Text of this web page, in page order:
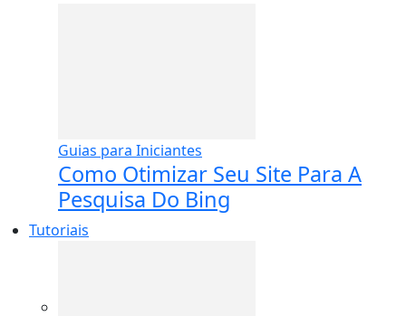
Guias para Iniciantes
Como Otimizar Seu Site Para A
Pesquisa Do Bing
Tutoriais